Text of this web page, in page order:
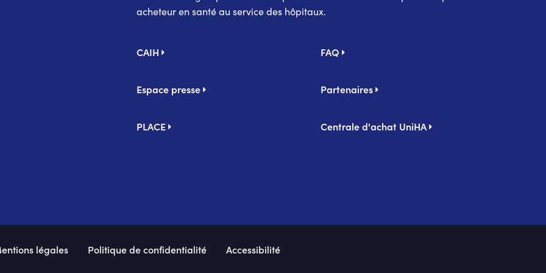
acheteur en santé au service des hôpitaux.
de
CAIH FAQ
Espace presse Partenaires
PLACE Centrale d'achat UniHA
légales Politique de confidentialité Accessibilité